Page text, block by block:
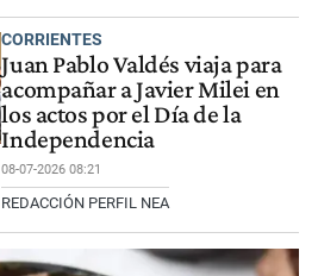
CORRIENTES
Juan Pablo Valdés viaja para
acompañar a Javier Milei en
los actos por el Día de la
Independencia
08-07-2026 08:21
REDACCIÓN PERFIL NEA